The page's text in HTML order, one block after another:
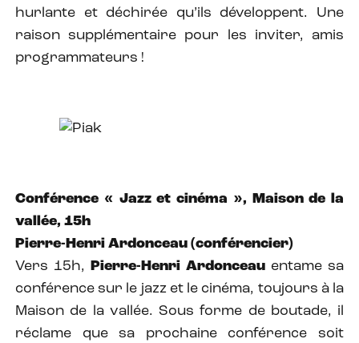
hurlante et déchirée qu’ils développent. Une
raison supplémentaire pour les inviter, amis
programmateurs !
Conférence « Jazz et cinéma », Maison de la
vallée, 15h
Pierre-Henri Ardonceau (conférencier)
Vers 15h, Pierre-Henri Ardonceau entame sa
conférence sur le jazz et le cinéma, toujours à la
Maison de la vallée. Sous forme de boutade, il
réclame que sa prochaine conférence soit